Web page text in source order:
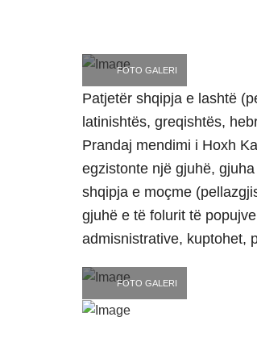
FOTO GALERI
Patjetër shqipja e lashtë
latinishtës, greqishtës,
Prandaj mendimi i Hoxh
egzistonte një gjuhë,
shqipja e moçme
gjuhë e të folurit të
admisnistrative, kuptohet,
FOTO GALERI